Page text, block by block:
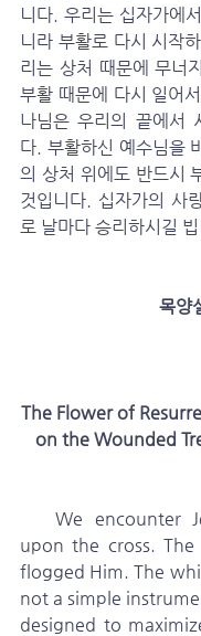
니다. 우리는 십자가에
니라 부활로 다시 시작
리는 상처 때문에 무너
부활 때문에 다시 일어
나님은 우리의 끝에서
다. 부활하신 예수님을
의 상처 위에도 반드시
것입니다. 십자가의 사
로 날마다 승리하시길
목양
The Flower of
on the Wounded
We encounter
upon the cross. The
flogged Him. The
not a simple
designed to